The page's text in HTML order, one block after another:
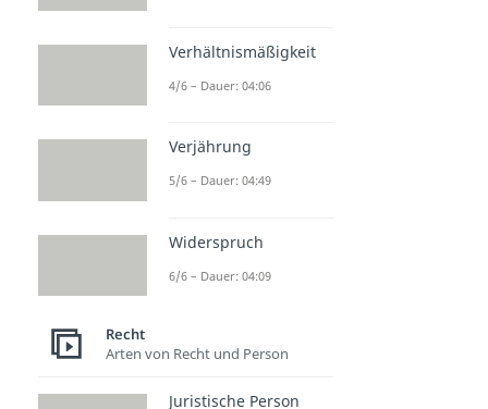
Verhältnismäßigkeit
4/6 – Dauer: 04:06
Verjährung
5/6 – Dauer: 04:49
Widerspruch
6/6 – Dauer: 04:09
Recht
Arten von Recht und Person
Juristische Person